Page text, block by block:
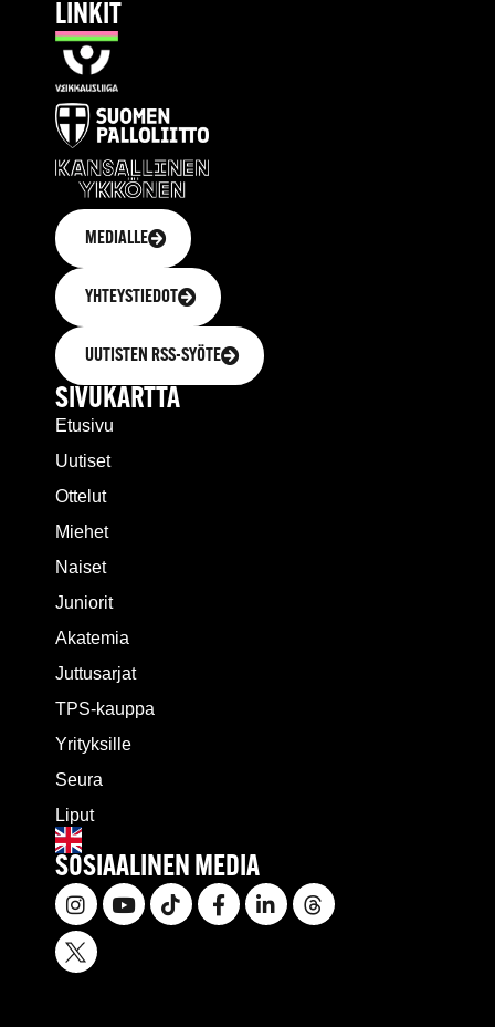
LINKIT
MEDIALLE
YHTEYSTIEDOT
UUTISTEN RSS-SYÖTE
SIVUKARTTA
Etusivu
Uutiset
Ottelut
Miehet
Naiset
Juniorit
Akatemia
Juttusarjat
TPS-kauppa
Yrityksille
Seura
Liput
SOSIAALINEN MEDIA